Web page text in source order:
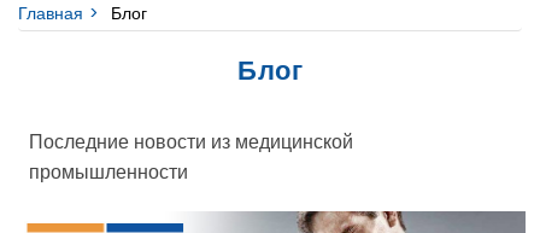
Главная Блог
Блог
Последние новости из медицинской
промышленности